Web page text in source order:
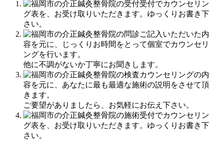
受付でカウンセリン
グ表を、お受け取りいただきます。ゆっくりお書き下
さい。
ご記入いただいた内
容を元に、じっくりお時間をとって個室でカウンセリ
ングを行います。
他に不調がないか丁寧にお聞きします。
カウンセリングの内
容を元に、あなたに最も最適な施術の説明をさせて頂
きます。
ご要望がありましたら、お気軽にお伝え下さい。
受付でカウンセリン
グ表を、お受け取りいただきます。ゆっくりお書き下
さい。